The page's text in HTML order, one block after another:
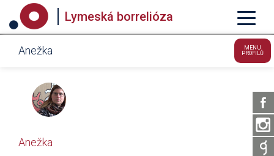
Lymeská borrelióza
Anežka
MENU
PROFILŮ
Anežka